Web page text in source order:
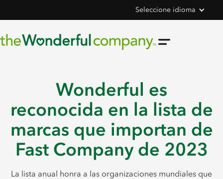
Seleccione idioma
Wonderful es
reconocida en la lista de
marcas que importan de
Fast Company de 2023
La lista anual honra a las organizaciones mundiales que